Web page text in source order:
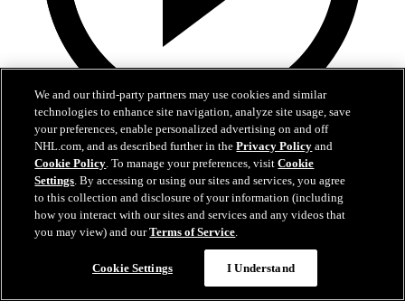
25:12
Alle 34 Stützle-Tore der Saison 2025/26
Erlebt alle 34 Tore von Tim Stützle aus der Saison 2025/26 noch
einmal
We and our third-party partners may use cookies and similar
technologies to enhance site navigation, analyze site usage, save
your preferences, enable personalized advertising on and off
NHL.com, and as described further in thePrivacy Policy and
Cookie Policy. To manage your preferences, visitCookie
Settings. By accessing or using our sites and services, you agree
to this collection and disclosure of your information (including
how you interact with our sites and services and any videos that
you may view) and ourTerms of Service.
Cookie Settings I Understand